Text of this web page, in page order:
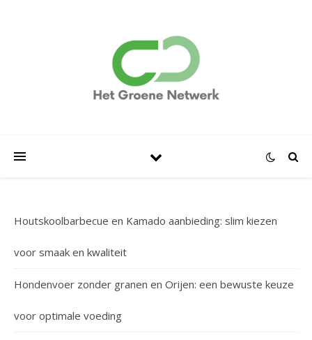
Houtskoolbarbecue en Kamado aanbieding: slim kiezen
voor smaak en kwaliteit
Hondenvoer zonder granen en Orijen: een bewuste keuze
voor optimale voeding